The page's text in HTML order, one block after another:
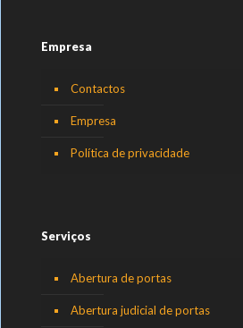
Empresa
Contactos
Empresa
Política de privacidade
Serviços
Abertura de portas
Abertura judicial de portas